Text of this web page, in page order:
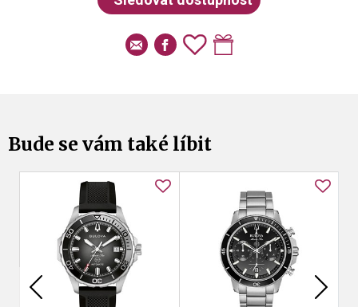
Bude se vám také líbit